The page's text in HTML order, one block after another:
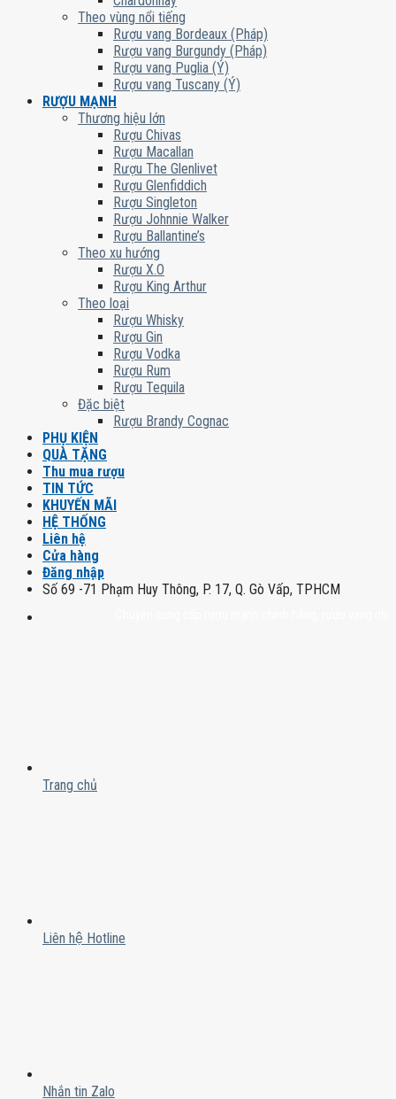
Theo vùng nổi tiếng
Rượu vang Bordeaux (Pháp)
Rượu vang Burgundy (Pháp)
Rượu vang Puglia (Ý)
Rượu vang Tuscany (Ý)
RƯỢU MẠNH
Thương hiệu lớn
Rượu Chivas
Rượu Macallan
Rượu The Glenlivet
Rượu Glenfiddich
Rượu Singleton
Rượu Johnnie Walker
Rượu Ballantine’s
Theo xu hướng
Rượu X.O
Rượu King Arthur
Theo loại
Rượu Whisky
Rượu Gin
Rượu Vodka
Rượu Rum
Rượu Tequila
Đặc biệt
Rượu Brandy Cognac
PHỤ KIỆN
QUÀ TẶNG
Thu mua rượu
TIN TỨC
KHUYẾN MÃI
HỆ THỐNG
Liên hệ
Cửa hàng
Đăng nhập
Số 69 -71 Phạm Huy Thông, P. 17, Q. Gò Vấp, TPHCM
Trang chủ
Liên hệ Hotline
Nhắn tin Zalo